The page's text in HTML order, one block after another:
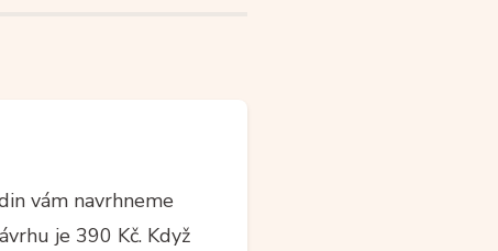
vám navrhneme
je 390 Kč. Když